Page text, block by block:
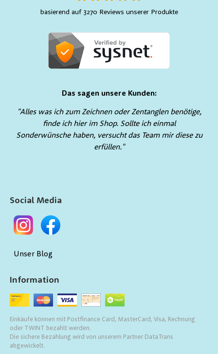
basierend auf 3270 Reviews unserer Produkte
Das sagen unsere Kunden:
"Alles was ich zum Zeichnen oder Zentanglen benötige,
finde ich hier im Shop. Sollte ich einmal
Sonderwünsche haben, versucht das Team mir diese zu
erfüllen."
Information
Einkäufe können mit Postfinance Card, MasterCard, Visa, Rechnung
oder TWINT bezahlt werden.
Die sichere Bezahlung wird von unserem Partner DataTrans
abgewickelt.
Social Media
Unser Blog